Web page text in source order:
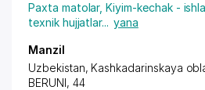
Paxta matolar,Kiyim-kechak -
texnik hujjatlar... yana
Manzil
Uzbekistan, Kashkadarinskaya
BERUNI, 44